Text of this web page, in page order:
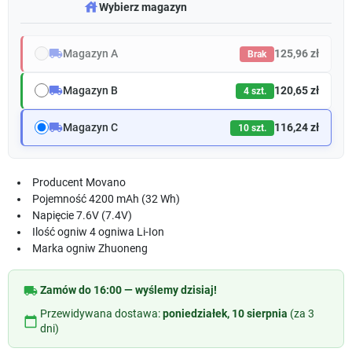
warehouseWybierz magazyn
local_shippingMagazyn A Brak 125,96 zł
local_shippingMagazyn B 4 szt. 120,65 zł
local_shippingMagazyn C 10 szt. 116,24 zł
Producent Movano
Pojemność 4200 mAh (32 Wh)
Napięcie 7.6V (7.4V)
Ilość ogniw 4 ogniwa Li-Ion
Marka ogniw Zhuoneng
local_shippingZamów do 16:00 — wyślemy dzisiaj!
calendar_today
Przewidywana dostawa:poniedziałek, 10 sierpnia (za 3
dni)